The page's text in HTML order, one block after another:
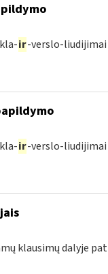
ir-verslo-
ir-verslo-
klausimų dalyje